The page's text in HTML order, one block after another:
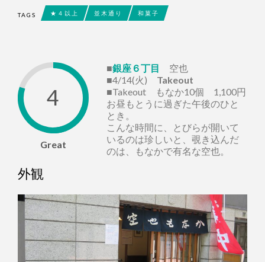
TAGS ★４以上 並木通り 和菓子
4
Great
■銀座６丁目
空也
■4/14(火) Takeout
■Takeout もなか10個 1,100円
お昼もとうに過ぎた午後のひと
とき。
こんな時間に、とびらが開いて
いるのは珍しいと、覗き込んだ
のは、もなかで有名な空也。
外観